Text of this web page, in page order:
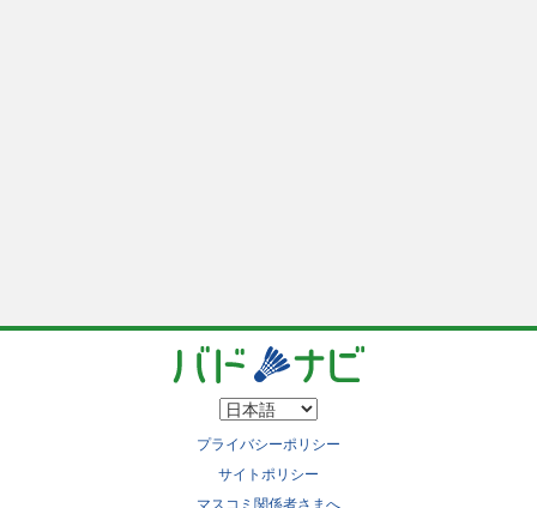
プライバシーポリシー
サイトポリシー
マスコミ関係者さまへ